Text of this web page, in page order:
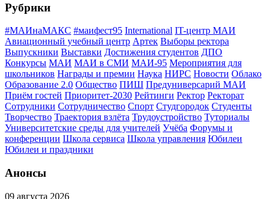
Рубрики
#МАИнаМАКС #маифест95 International IT-центр МАИ
Авиационный учебный центр Артек Выборы ректора
Выпускники Выставки Достижения студентов ДПО
Конкурсы МАИ МАИ в СМИ МАИ-95 Мероприятия для
школьников Награды и премии Наука НИРС Новости Облако
Образование 2.0 Общество ПИШ Предуниверсарий МАИ
Приём гостей Приоритет-2030 Рейтинги Ректор Ректорат
Сотрудники Сотрудничество Спорт Студгородок Студенты
Творчество Траектория взлёта Трудоустройство Туториалы
Университетские среды для учителей Учёба Форумы и
конференции Школа сервиса Школа управления Юбилеи
Юбилеи и праздники
Анонсы
09 августа 2026